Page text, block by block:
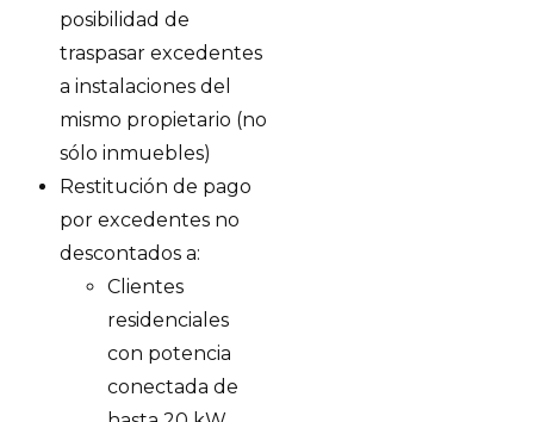
posibilidad de
traspasar excedentes
a instalaciones del
mismo propietario (no
sólo inmuebles)
Restitución de pago
por excedentes no
descontados a:
Clientes
residenciales
con potencia
conectada de